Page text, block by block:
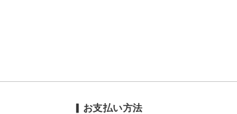
▎お支払い方法